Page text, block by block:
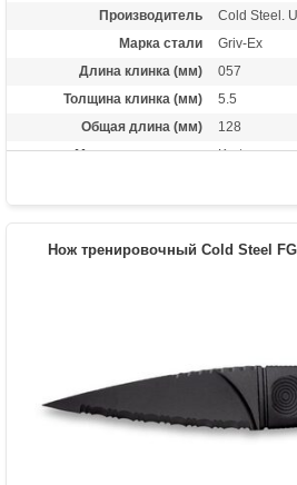
Производитель
Cold Steel.
Марка стали
Griv-Ex
Длина клинка (мм)
057
Толщина клинка (мм)
5.5
Общая длина (мм)
128
Материал рукоятки
Kraton
Нож тренировочный Cold Steel